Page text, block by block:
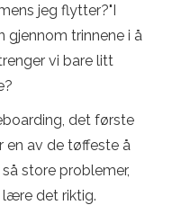
jeg flytter?"I
gjennom trinnene i å
vi bare litt
det første
en av de tøffeste å
store problemer,
det riktig.